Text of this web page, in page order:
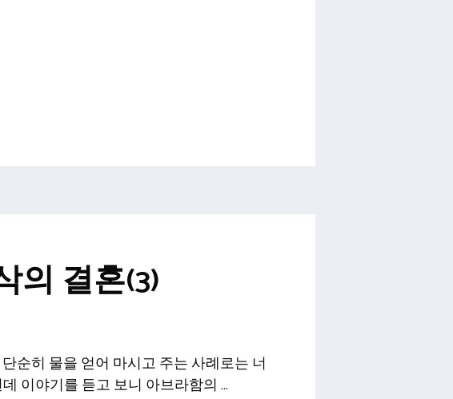
의 결혼(3)
순히 물을 얻어 마시고 주는 사례로는 너
이야기를 듣고 보니 아브라함의 …